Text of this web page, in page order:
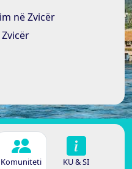
në Zvicër
Komuniteti KU & SI